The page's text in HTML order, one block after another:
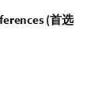
(首选